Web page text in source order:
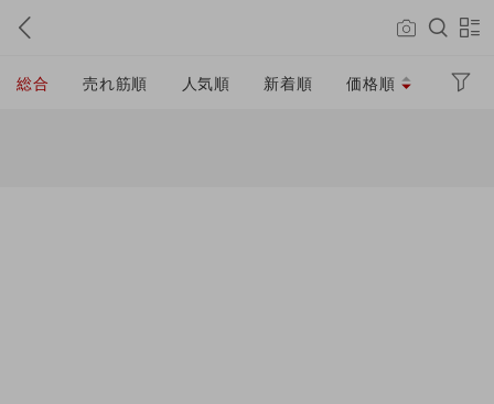
総合 売れ筋順 人気順 新着順 価格順